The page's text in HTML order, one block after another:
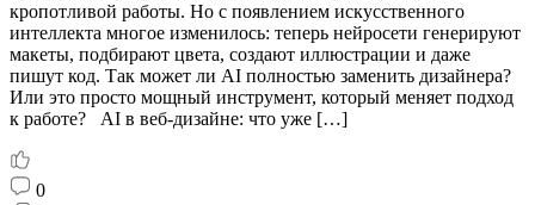
кропотливой работы. Но с появлением искусственного
интеллекта многое изменилось: теперь нейросети генерируют
макеты, подбирают цвета, создают иллюстрации и даже
пишут код. Так может ли AI полностью заменить дизайнера?
Или это просто мощный инструмент, который меняет подход
к работе? AI в веб-дизайне: что уже […]
0